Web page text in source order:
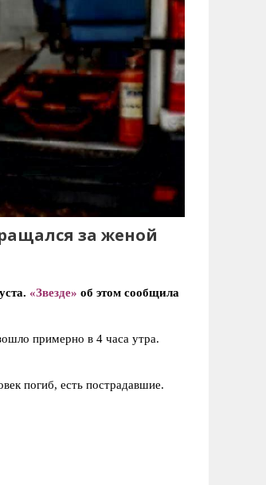
за женой
«Звезде» об этом сообщила
примерно в 4 часа утра.
погиб, есть пострадавшие.